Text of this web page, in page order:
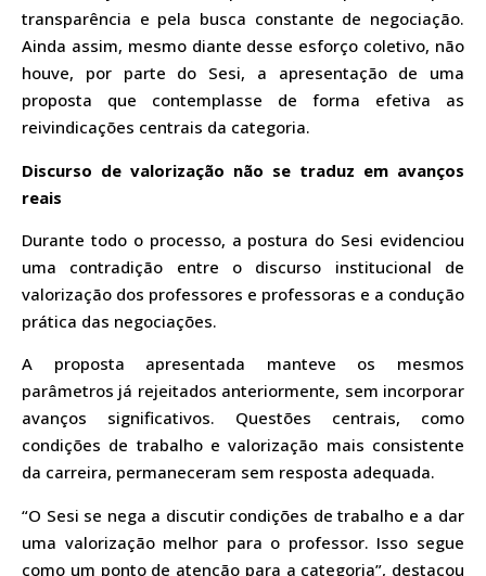
transparência e pela busca constante de negociação.
Ainda assim, mesmo diante desse esforço coletivo, não
houve, por parte do Sesi, a apresentação de uma
proposta que contemplasse de forma efetiva as
reivindicações centrais da categoria.
Discurso de valorização não se traduz em avanços
reais
Durante todo o processo, a postura do Sesi evidenciou
uma contradição entre o discurso institucional de
valorização dos professores e professoras e a condução
prática das negociações.
A proposta apresentada manteve os mesmos
parâmetros já rejeitados anteriormente, sem incorporar
avanços significativos. Questões centrais, como
condições de trabalho e valorização mais consistente
da carreira, permaneceram sem resposta adequada.
“O Sesi se nega a discutir condições de trabalho e a dar
uma valorização melhor para o professor. Isso segue
como um ponto de atenção para a categoria”, destacou